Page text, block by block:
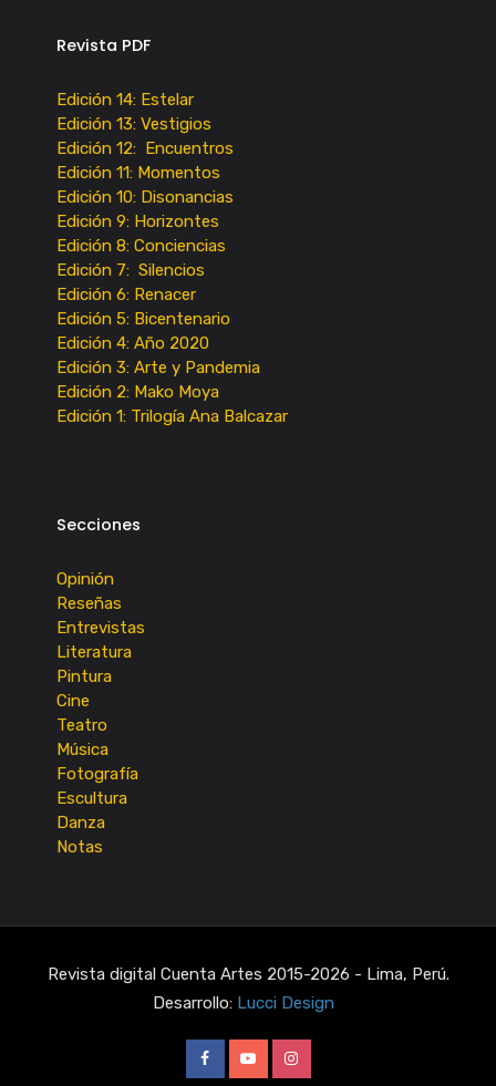
Revista PDF
Edición 14: Estelar
Edición 13: Vestigios
Edición 12: Encuentros
Edición 11: Momentos
Edición 10: Disonancias
Edición 9: Horizontes
Edición 8: Conciencias
Edición 7: Silencios
Edición 6: Renacer
Edición 5: Bicentenario
Edición 4: Año 2020
Edición 3: Arte y Pandemia
Edición 2: Mako Moya
Edición 1: Trilogía Ana Balcazar
Secciones
Opinión
Reseñas
Entrevistas
Literatura
Pintura
Cine
Teatro
Música
Fotografía
Escultura
Danza
Notas
Revista digital Cuenta Artes 2015-2026 - Lima, Perú.
Desarrollo: Lucci Design